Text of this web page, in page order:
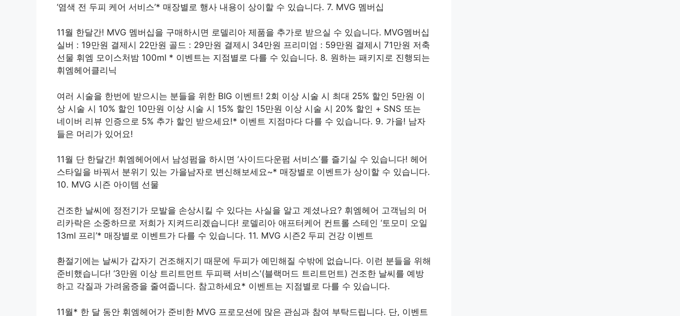
‘염색 전 두피 케어 서비스’* 매장별로 행사 내용이 상이할 수 있습니다. 7. MVG 멤버십
11월 한달간! MVG 멤버십을 구매하시면 로델리아 제품을 추가로 받으실 수 있습니다. MVG멤버십
실버 : 19만원 결제시 22만원 골드 : 29만원 결제시 34만원 프리미엄 : 59만원 결제시 71만원 저축
선물 휘엠 모이스처밤 100ml * 이벤트는 지점별로 다를 수 있습니다. 8. 원하는 패키지로 진행되는
휘엠헤어클리닉
여러 시술을 한번에 받으시는 분들을 위한 BIG 이벤트! 2회 이상 시술 시 최대 25% 할인 5만원 이
상 시술 시 10% 할인 10만원 이상 시술 시 15% 할인 15만원 이상 시술 시 20% 할인 + SNS 또는
네이버 리뷰 인증으로 5% 추가 할인 받으세요!* 이벤트 지점마다 다를 수 있습니다. 9. 가을! 남자
들은 머리가 있어요!
11월 단 한달간! 휘엠헤어에서 남성펌을 하시면 ‘사이드다운펌 서비스’를 즐기실 수 있습니다! 헤어
스타일을 바꿔서 분위기 있는 가을남자로 변신해보세요~* 매장별로 이벤트가 상이할 수 있습니다.
10. MVG 시즌 아이템 선물
건조한 날씨에 정전기가 모발을 손상시킬 수 있다는 사실을 알고 계셨나요? 휘엠헤어 고객님의 머
리카락은 소중하므로 저희가 지켜드리겠습니다! 로델리아 애프터케어 컨트롤 스테인 ‘토모미 오일
13ml 프리’* 매장별로 이벤트가 다를 수 있습니다. 11. MVG 시즌2 두피 건강 이벤트
환절기에는 날씨가 갑자기 건조해지기 때문에 두피가 예민해질 수밖에 없습니다. 이런 분들을 위해
준비했습니다! ‘3만원 이상 트리트먼트 두피팩 서비스'(블랙머드 트리트먼트) 건조한 날씨를 예방
하고 각질과 가려움증을 줄여줍니다. 참고하세요* 이벤트는 지점별로 다를 수 있습니다.
11월* 한 달 동안 휘엠헤어가 준비한 MVG 프로모션에 많은 관심과 참여 부탁드립니다. 단, 이벤트